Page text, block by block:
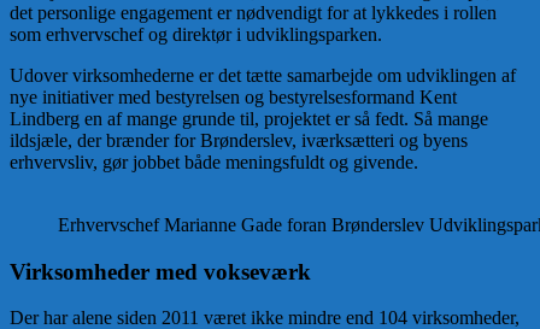
det personlige engagement er nødvendigt for at lykkedes i rollen
som erhvervschef og direktør i udviklingsparken.
Udover virksomhederne er det tætte samarbejde om udviklingen af
nye initiativer med bestyrelsen og bestyrelsesformand Kent
Lindberg en af mange grunde til, projektet er så fedt. Så mange
ildsjæle, der brænder for Brønderslev, iværksætteri og byens
erhvervsliv, gør jobbet både meningsfuldt og givende.
Erhvervschef Marianne Gade foran Brønderslev
Virksomheder med vokseværk
Der har alene siden 2011 været ikke mindre end 104 virksomheder,